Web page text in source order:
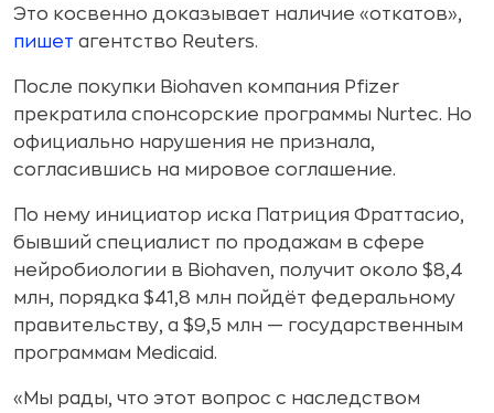
Это косвенно доказывает наличие «откатов»,
пишет агентство Reuters.
После покупки Biohaven компания Pfizer
прекратила спонсорские программы Nurtec. Но
официально нарушения не признала,
согласившись на мировое соглашение.
По нему инициатор иска Патриция Фраттасио,
бывший специалист по продажам в сфере
нейробиологии в Biohaven, получит около $8,4
млн, порядка $41,8 млн пойдёт федеральному
правительству, а $9,5 млн — государственным
программам Medicaid.
«Мы рады, что этот вопрос с наследством